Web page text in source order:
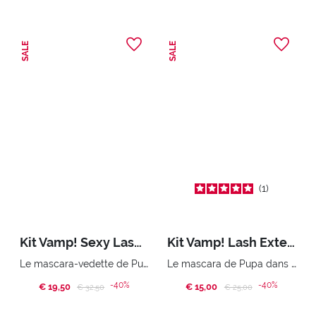
SALE
Kit Vamp! Sexy Lashes & Shock Plump
Le mascara-vedette de Pupa dans sa version sexy et brillant à lèvres Shock Plump
€ 19,50 Price reduced from
€ 32,50to-40%
SALE
1
Kit Vamp! Lash Extender & Wand Eraser
Le mascara de Pupa dans sa version Extender.Il démaquille le visage, les yeux et les lèvres.
€ 15,00 Price reduced from
€ 25,00to-40%